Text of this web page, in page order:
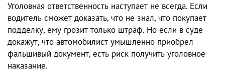
Уголовная ответственность наступает не всегда. Если
водитель сможет доказать, что не знал, что покупает
подделку, ему грозит только штраф. Но если в суде
докажут, что автомобилист умышленно приобрел
фальшивый документ, есть риск получить уголовное
наказание.